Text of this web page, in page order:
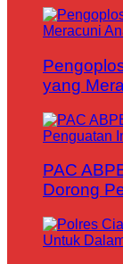
yang
PAC
Dorong